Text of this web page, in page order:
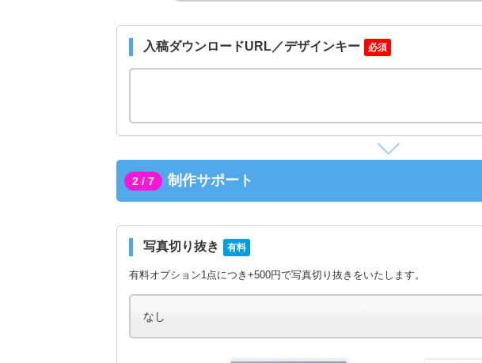
入稿ダウンロードURL／デザインキー 必須
2 / 7 制作サポート
写真切り抜き 有料
有料オプション1点につき+500円で写真切り抜きをいたします。